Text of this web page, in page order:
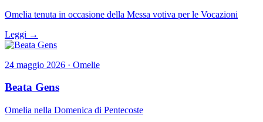
Omelia tenuta in occasione della Messa votiva per le Vocazioni
Leggi →
24 maggio 2026 · Omelie
Beata Gens
Omelia nella Domenica di Pentecoste